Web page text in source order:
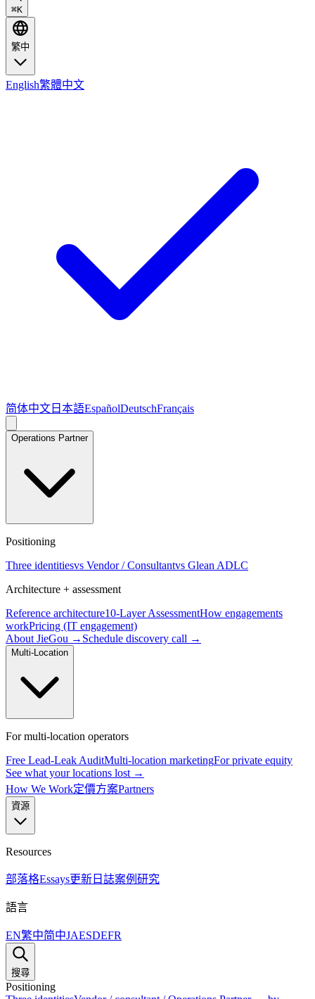
⌘K
繁中
English繁體中文
简体中文 日本語EspañolDeutschFrançais
Operations Partner
Positioning
Three identitiesvs Vendor / Consultantvs Glean ADLC
Architecture + assessment
Reference architecture10-Layer AssessmentHow engagements
workPricing (IT engagement)
About JieGou → Schedule discovery call →
Multi-Location
For multi-location operators
Free Lead-Leak AuditMulti-location marketingFor private equity
See what your locations lost →
How We Work定價方案Partners
資源
Resources
部落格Essays更新日誌案例研究
語言
EN繁中简中JAESDEFR
搜尋
Positioning